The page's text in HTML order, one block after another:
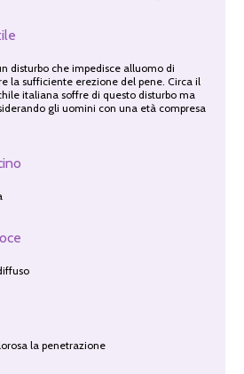
disturbo che impedisce alluomo di
la sufficiente erezione del pene. Circa il
italiana soffre di questo disturbo ma
gli uomini con una età compresa
la penetrazione